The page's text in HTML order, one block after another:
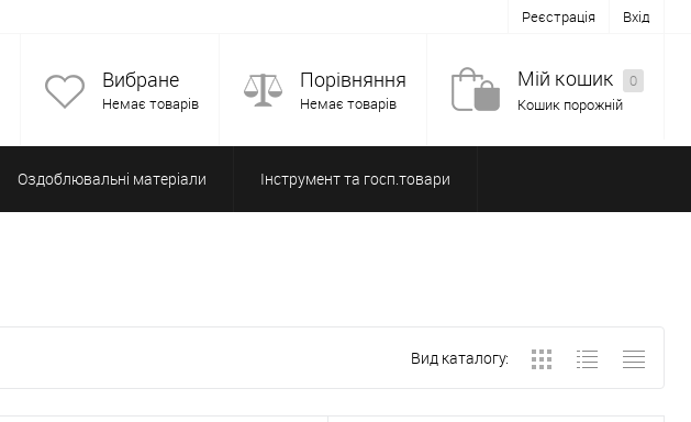
Реєстрація Вхід
Вибране
Немає товарів
Порівняння
Немає товарів
Мій кошик
0
Кошик порожній
Оздоблювальні матеріали Інструмент та госп.товари
Вид каталогу: